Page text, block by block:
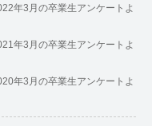
年3月の卒業生アンケートよ
年3月の卒業生アンケートよ
年3月の卒業生アンケートよ